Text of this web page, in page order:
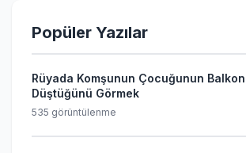
Popüler Yazılar
Rüyada Komşunun Çocuğunun
Düştüğünü Görmek
535 görüntülenme